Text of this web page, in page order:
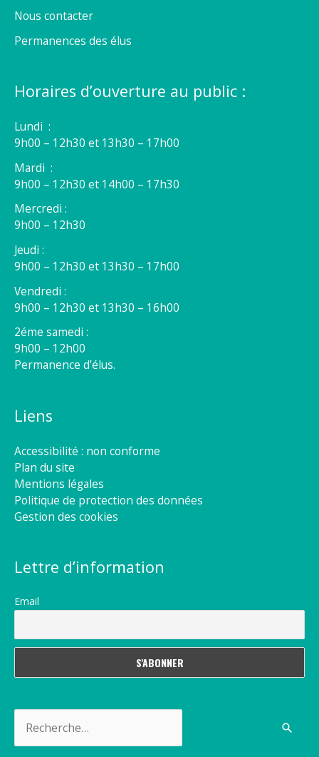
Nous contacter
Permanences des élus
Horaires d’ouverture au public :
Lundi :
9h00 – 12h30 et 13h30 – 17h00
Mardi :
9h00 – 12h30 et 14h00 – 17h30
Mercredi :
9h00 – 12h30
Jeudi :
9h00 – 12h30 et 13h30 – 17h00
Vendredi :
9h00 – 12h30 et 13h30 – 16h00
2éme samedi :
9h00 – 12h00
Permanence d’élus.
Liens
Accessibilité : non conforme
Plan du site
Mentions légales
Politique de protection des données
Gestion des cookies
Lettre d’information
Email